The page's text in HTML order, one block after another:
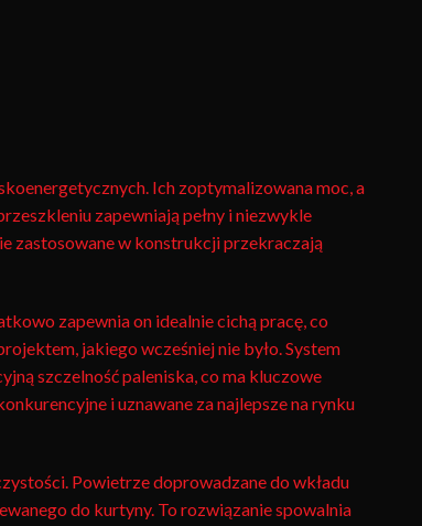
Ich zoptymalizowana moc, a
zapewniają pełny i niezwykle
zastosowane w konstrukcji przekraczają
zapewnia on idealnie cichą pracę, co
jakiego wcześniej nie było. System
szczelność paleniska, co ma kluczowe
i uznawane za najlepsze na rynku
Powietrze doprowadzane do wkładu
do kurtyny. To rozwiązanie spowalnia